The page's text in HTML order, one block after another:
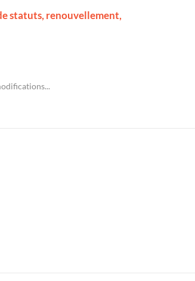
statuts, renouvellement,